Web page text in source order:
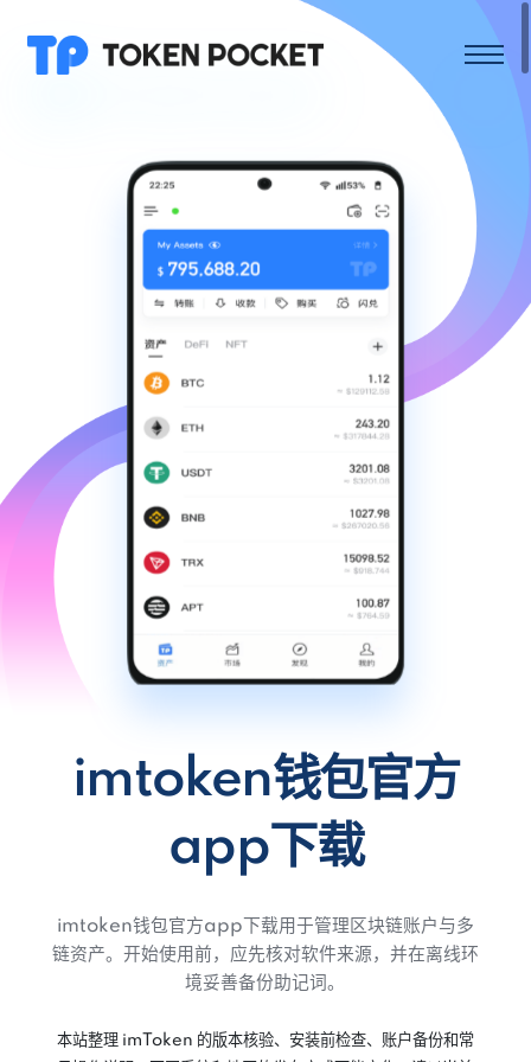
imtoken钱包官方
app下载
imtoken钱包官方app下载用于管理区块链账户与多
链资产。开始使用前，应先核对软件来源，并在离线环
境妥善备份助记词。
本站整理 imToken 的版本核验、安装前检查、账户备份和常